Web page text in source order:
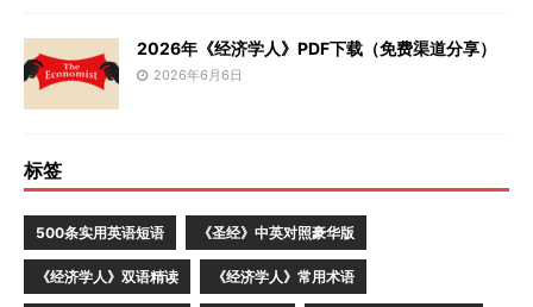
2026年《经济学人》PDF下载（免费渠道分享）
2026年6月6日
标签
500条实用英语短语 《圣经》中英对照豪华版
《经济学人》双语精读 《经济学人》常用术语